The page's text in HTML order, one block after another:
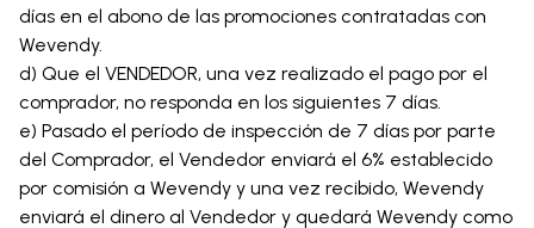
días en el abono de las promociones contratadas con
Wevendy.
d) Que el VENDEDOR, una vez realizado el pago por el
comprador, no responda en los siguientes 7 días.
e) Pasado el período de inspección de 7 días por parte
del Comprador, el Vendedor enviará el 6% establecido
por comisión a Wevendy y una vez recibido, Wevendy
enviará el dinero al Vendedor y quedará Wevendy como